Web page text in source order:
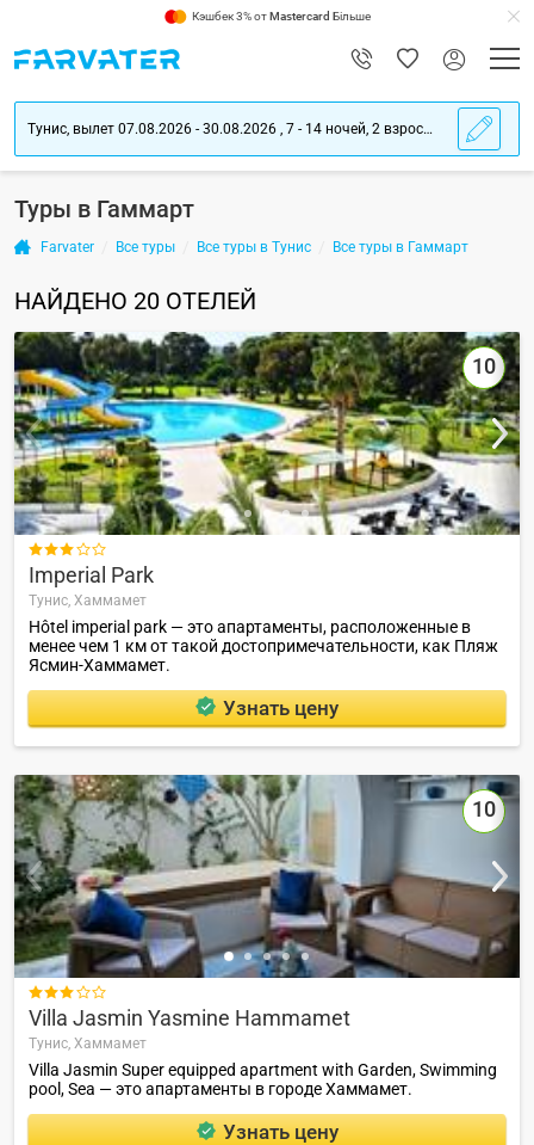
Кэшбек 3% отMastercard Більше
Тунис, вылет 07.08.2026 - 30.08.2026 , 7 - 14 ночей, 2 взрослых
Туры в Гаммарт
Farvater Все туры Все туры в Тунис Все туры в Гаммарт
НАЙДЕНО 20 ОТЕЛЕЙ
10

Imperial Park
Тунис, Хаммамет
Hôtel imperial park — это апартаменты, расположенные в
менее чем 1 км от такой достопримечательности, как Пляж
Ясмин-Хаммамет.
Узнать цену
10

Villa Jasmin Yasmine Hammamet
Тунис, Хаммамет
Villa Jasmin Super equipped apartment with Garden, Swimming
pool, Sea — это апартаменты в городе Хаммамет.
Узнать цену